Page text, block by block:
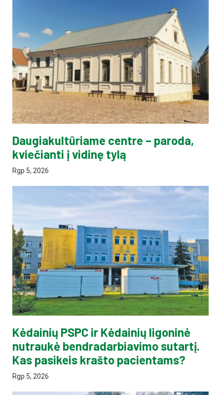
Daugiakultūriame centre – paroda,
kviečianti į vidinę tylą
Rgp 5, 2026
Kėdainių PSPC ir Kėdainių ligoninė
nutraukė bendradarbiavimo sutartį.
Kas pasikeis krašto pacientams?
Rgp 5, 2026